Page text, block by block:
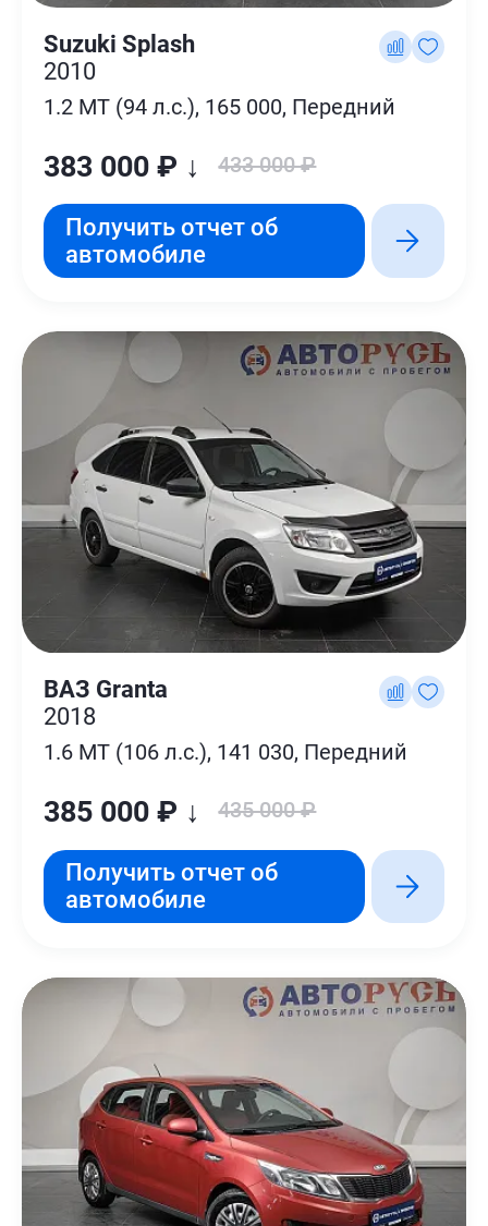
Suzuki Splash
2010
1.2 MT (94 л.с.), 165 000, Передний
383 000 ₽ ↓ 433 000 ₽
Получить отчет об
автомобиле
ВАЗ Granta
2018
1.6 MT (106 л.с.), 141 030, Передний
385 000 ₽ ↓ 435 000 ₽
Получить отчет об
автомобиле